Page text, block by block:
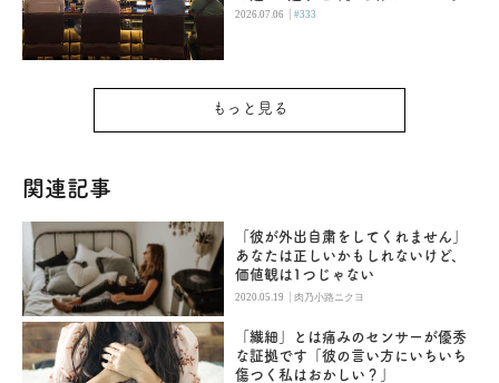
2026.07.06 |#333
もっと見る
関連記事
「彼が外出自粛をしてくれません」
あなたは正しいかもしれないけど、
価値観は1つじゃない
2020.05.19 |肉乃小路ニクヨ
「繊細」とは痛みのセンサーが優秀
な証拠です「彼の言い方にいちいち
傷つく私はおかしい？」